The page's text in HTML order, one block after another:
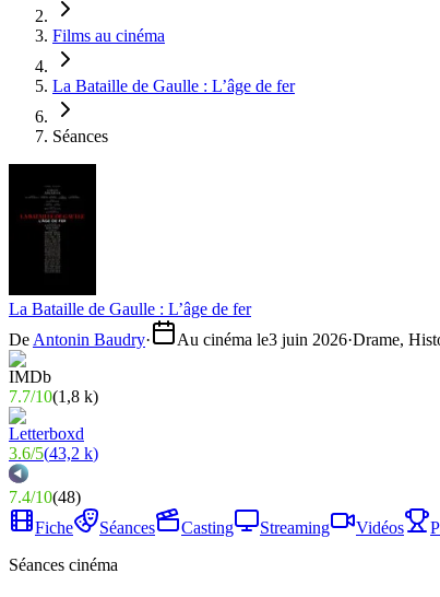
Films au cinéma
La Bataille de Gaulle : L’âge de fer
Séances
La Bataille de Gaulle : L’âge de fer
De Antonin Baudry· Au cinéma le3 juin 2026·Drame,
7.7/10(1,8 k)
3.6/5(43,2 k)
7.4/10(48)
Fiche
Séances Casting Streaming Vidéos
Séances cinéma